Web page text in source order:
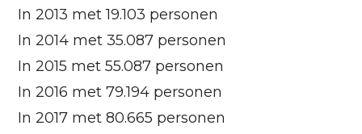
In 2013 met 19.103 personen
In 2014 met 35.087 personen
In 2015 met 55.087 personen
In 2016 met 79.194 personen
In 2017 met 80.665 personen